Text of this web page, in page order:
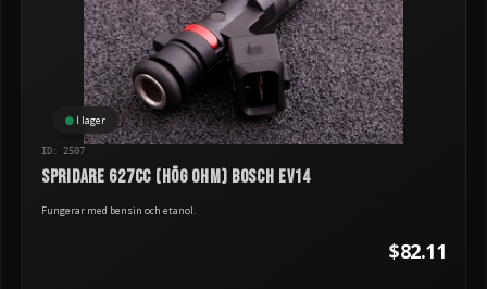
I lager
ID: 2507
Spridare 627cc (hög ohm) Bosch EV14
Fungerar med bensin och etanol.
$82.11